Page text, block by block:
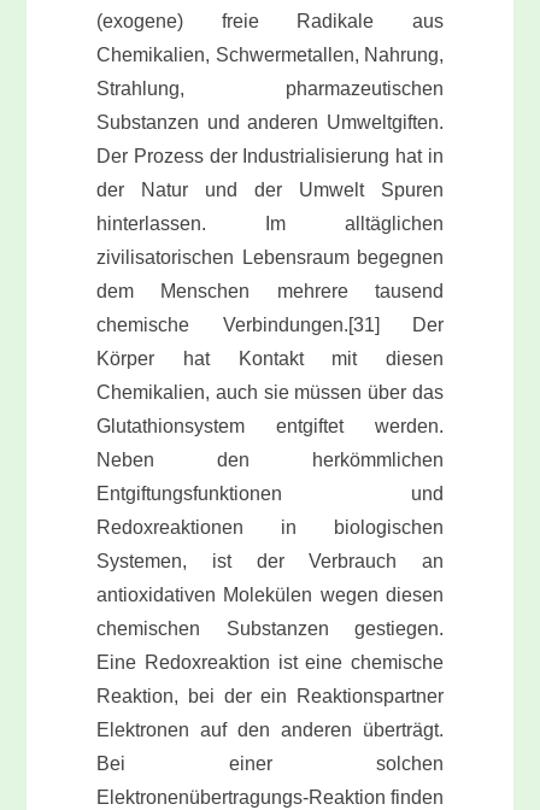
(exogene) freie Radikale aus
Chemikalien, Schwermetallen, Nahrung,
Strahlung, pharmazeutischen
Substanzen und anderen Umweltgiften.
Der Prozess der Industrialisierung hat in
der Natur und der Umwelt Spuren
hinterlassen. Im alltäglichen
zivilisatorischen Lebensraum begegnen
dem Menschen mehrere tausend
chemische Verbindungen.[31] Der
Körper hat Kontakt mit diesen
Chemikalien, auch sie müssen über das
Glutathionsystem entgiftet werden.
Neben den herkömmlichen
Entgiftungsfunktionen und
Redoxreaktionen in biologischen
Systemen, ist der Verbrauch an
antioxidativen Molekülen wegen diesen
chemischen Substanzen gestiegen.
Eine Redoxreaktion ist eine chemische
Reaktion, bei der ein Reaktionspartner
Elektronen auf den anderen überträgt.
Bei einer solchen
Elektronenübertragungs-Reaktion finden